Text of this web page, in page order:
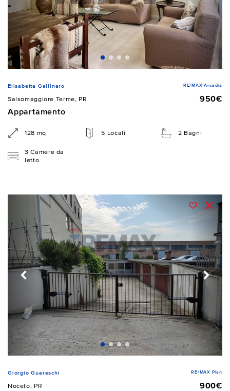
Elisabetta Gallinaro RE/MAX Arcadia
Salsomaggiore Terme, PR
950€
Appartamento
128 mq 5 Locali 2 Bagni
3 Camere da
letto
Giorgio Guareschi RE/MAX Plan
Noceto, PR
900€